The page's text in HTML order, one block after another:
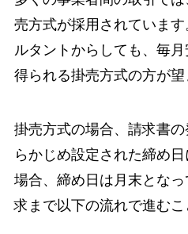
売方式が採用されていま
ルタントからしても、毎
得られる掛売方式の方が望
掛売方式の場合、請求書
らかじめ設定された締め
場合、締め日は月末とな
求まで以下の流れで進むこ